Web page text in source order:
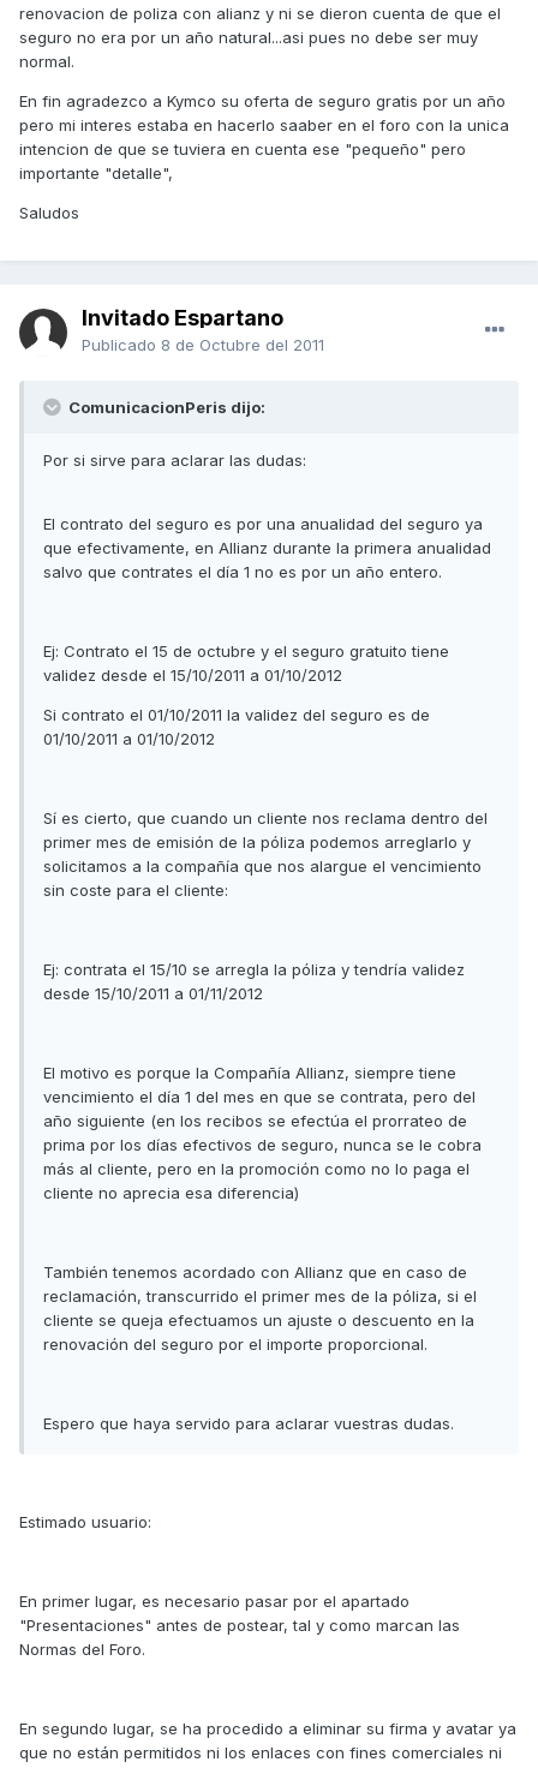
renovacion de poliza con alianz y ni se dieron cuenta de que el
seguro no era por un año natural...asi pues no debe ser muy
normal.
En fin agradezco a Kymco su oferta de seguro gratis por un año
pero mi interes estaba en hacerlo saaber en el foro con la unica
intencion de que se tuviera en cuenta ese "pequeño" pero
importante "detalle",
Saludos
Invitado Espartano
Publicado 8 de Octubre del 2011
ComunicacionPeris dijo:
Por si sirve para aclarar las dudas:
El contrato del seguro es por una anualidad del seguro ya
que efectivamente, en Allianz durante la primera anualidad
salvo que contrates el día 1 no es por un año entero.
Ej: Contrato el 15 de octubre y el seguro gratuito tiene
validez desde el 15/10/2011 a 01/10/2012
Si contrato el 01/10/2011 la validez del seguro es de
01/10/2011 a 01/10/2012
Sí es cierto, que cuando un cliente nos reclama dentro del
primer mes de emisión de la póliza podemos arreglarlo y
solicitamos a la compañía que nos alargue el vencimiento
sin coste para el cliente:
Ej: contrata el 15/10 se arregla la póliza y tendría validez
desde 15/10/2011 a 01/11/2012
El motivo es porque la Compañía Allianz, siempre tiene
vencimiento el día 1 del mes en que se contrata, pero del
año siguiente (en los recibos se efectúa el prorrateo de
prima por los días efectivos de seguro, nunca se le cobra
más al cliente, pero en la promoción como no lo paga el
cliente no aprecia esa diferencia)
También tenemos acordado con Allianz que en caso de
reclamación, transcurrido el primer mes de la póliza, si el
cliente se queja efectuamos un ajuste o descuento en la
renovación del seguro por el importe proporcional.
Espero que haya servido para aclarar vuestras dudas.
Estimado usuario:
En primer lugar, es necesario pasar por el apartado
"Presentaciones" antes de postear, tal y como marcan las
Normas del Foro.
En segundo lugar, se ha procedido a eliminar su firma y avatar ya
que no están permitidos ni los enlaces con fines comerciales ni